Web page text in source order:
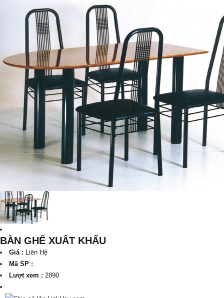
BÀN GHẾ XUẤT KHẨU
Giá : Liên Hệ
Mã SP :
Lượt xem : 2890